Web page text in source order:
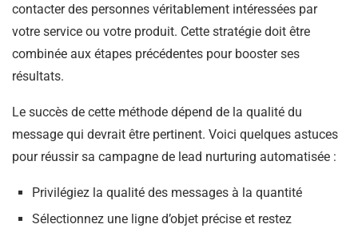
contacter des personnes véritablement intéressées par
votre service ou votre produit. Cette stratégie doit être
combinée aux étapes précédentes pour booster ses
résultats.
Le succès de cette méthode dépend de la qualité du
message qui devrait être pertinent. Voici quelques astuces
pour réussir sa campagne de lead nurturing automatisée :
Privilégiez la qualité des messages à la quantité
Sélectionnez une ligne d’objet précise et restez